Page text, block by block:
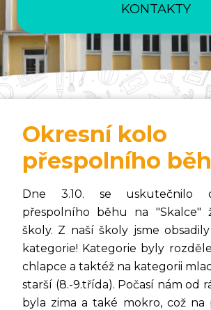
KONTAKTY
Okresní kolo
přespolního
Dne 3.10. se uskutečnilo
přespolního běhu na "Skalce"
školy. Z naší školy jsme
kategorie! Kategorie byly
chlapce a taktéž na kategorii
starší (8.-9.třída). Počasí nám od
byla zima a také mokro, což na